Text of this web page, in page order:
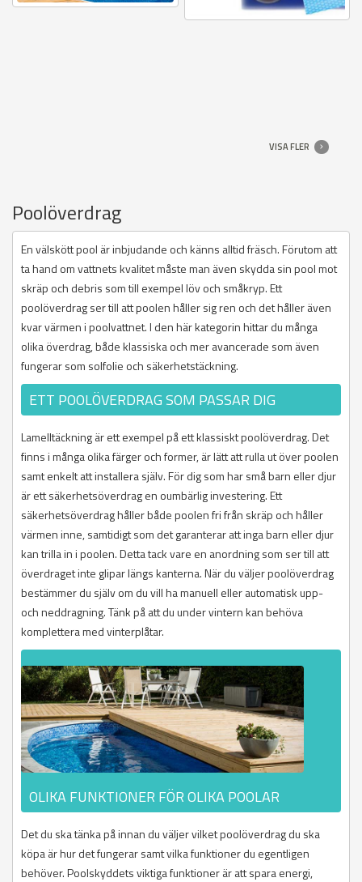
VISA FLER
Poolöverdrag
En välskött pool är inbjudande och känns alltid fräsch. Förutom att
ta hand om vattnets kvalitet måste man även skydda sin pool mot
skräp och debris som till exempel löv och småkryp. Ett
poolöverdrag ser till att poolen håller sig ren och det håller även
kvar värmen i poolvattnet. I den här kategorin hittar du många
olika överdrag, både klassiska och mer avancerade som även
fungerar som solfolie och säkerhetstäckning.
ETT POOLÖVERDRAG SOM PASSAR DIG
Lamelltäckning är ett exempel på ett klassiskt poolöverdrag. Det
finns i många olika färger och former, är lätt att rulla ut över poolen
samt enkelt att installera själv. För dig som har små barn eller djur
är ett säkerhetsöverdrag en oumbärlig investering. Ett
säkerhetsöverdrag håller både poolen fri från skräp och håller
värmen inne, samtidigt som det garanterar att inga barn eller djur
kan trilla in i poolen. Detta tack vare en anordning som ser till att
överdraget inte glipar längs kanterna. När du väljer poolöverdrag
bestämmer du själv om du vill ha manuell eller automatisk upp-
och neddragning. Tänk på att du under vintern kan behöva
komplettera med vinterplåtar.
OLIKA FUNKTIONER FÖR OLIKA POOLAR
Det du ska tänka på innan du väljer vilket poolöverdrag du ska
köpa är hur det fungerar samt vilka funktioner du egentligen
behöver. Poolskyddets viktiga funktioner är att spara energi,